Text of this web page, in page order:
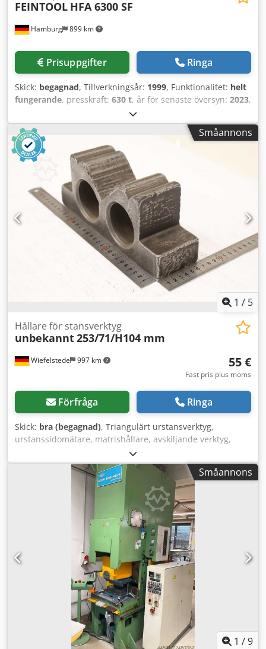
Hamburg 899 km
FEINTOOL HFA 6300 SF
Prisuppgifter Ringa
Skick: begagnad, Tillverkningsår: 1999, Funktionalitet: helt
fungerande, presskraft: 630 t, år för senaste översyn: 2023,
CE-märkning, dokumentation / manual
Finjusterad press med spole och justeringsmaskin
Crodpfxjzrw R Uo Aflsf Bordstorlek: 1 350 mm x 950 mm I
gott skick, från serieproduktion, regelbundet underhåll.
Småannons
1 / 5
Wiefelstede 997 km
Hållare för stansverktyg
unbekannt253/71/H104 mm
55 €
Fast pris plus moms
Förfråga Ringa
Skick: bra (begagnad), Triangulärt urstansverktyg,
urstanssidomätare, matrishållare, avskiljande verktyg,
stansverktyg, stans, stansmatris, hörnurstansstämplar,
stansstämplar, fyrkantig urstansstämplar,
urstansstämplar, urstansverktyg -Stansverktyg: Hållare för
stansverktyg -Hål: Ø 60 mm -Mått: se bilder Codpfx
Aezpwq Njflorf -Dimensioner: 253/71/H104 mm -Vikt: 6,6 kg
Småannons
1 /9